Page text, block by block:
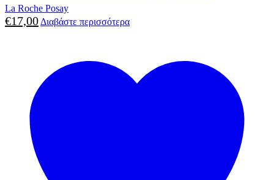
La Roche Posay
€17,00 Διαβάστε περισσότερα